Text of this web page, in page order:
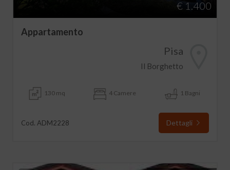
€ 1.400
Appartamento
Pisa
Il Borghetto
130 mq 4 Camere 1 Bagni
Cod. ADM2228 Dettagli